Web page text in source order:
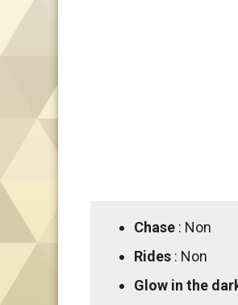
Chase : Non
Rides : Non
Glow in the